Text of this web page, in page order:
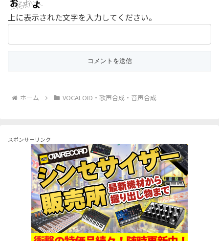
上に表示された文字を入力してください。
ホーム VOCALOID・歌声合成・音声合成
スポンサーリンク